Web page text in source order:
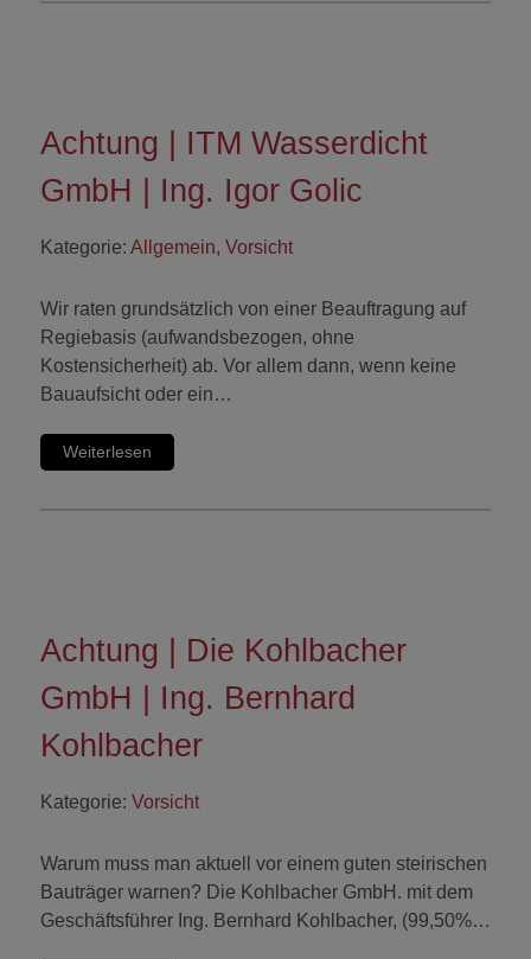
Achtung | ITM Wasserdicht
GmbH | Ing. Igor Golic
Kategorie: Allgemein, Vorsicht
Wir raten grundsätzlich von einer Beauftragung auf
Regiebasis (aufwandsbezogen, ohne
Kostensicherheit) ab. Vor allem dann, wenn keine
Bauaufsicht oder ein…
Weiterlesen
Achtung | Die Kohlbacher
GmbH | Ing. Bernhard
Kohlbacher
Kategorie: Vorsicht
Warum muss man aktuell vor einem guten steirischen
Bauträger warnen? Die Kohlbacher GmbH. mit dem
Geschäftsführer Ing. Bernhard Kohlbacher, (99,50%…